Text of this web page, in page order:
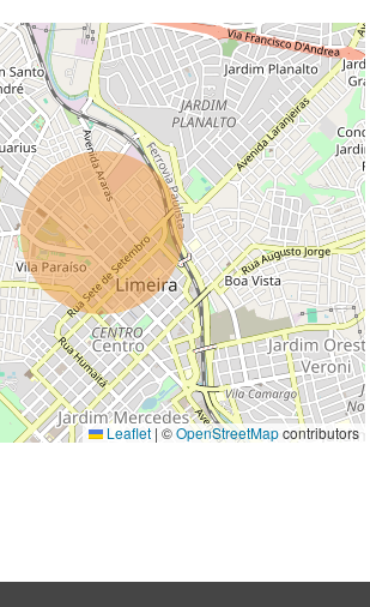
Leaflet | ©OpenStreetMapcontributors